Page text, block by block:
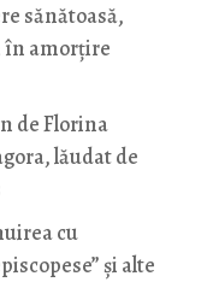
sănătoasă,
în amorțire
de Florina
lăudat de
cu
și alte